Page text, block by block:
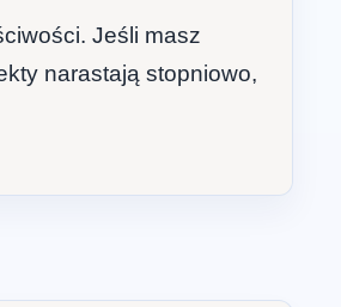
Jeśli masz
narastają stopniowo,